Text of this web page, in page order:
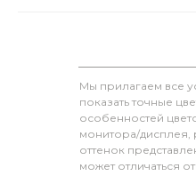
Мы прилагаем все
показать точные
особенностей
монитора/дисплея,
оттенок
может отличаться